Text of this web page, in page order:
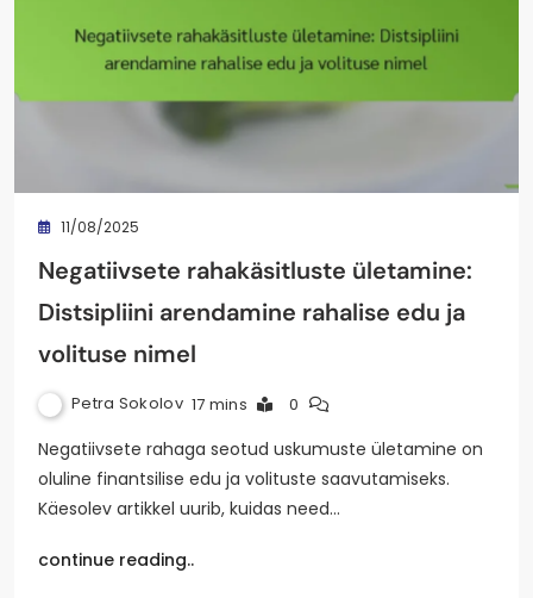
11/08/2025
Negatiivsete rahakäsitluste ületamine:
Distsipliini arendamine rahalise edu ja
volituse nimel
Petra Sokolov 17 mins 0
Negatiivsete rahaga seotud uskumuste ületamine on
oluline finantsilise edu ja volituste saavutamiseks.
Käesolev artikkel uurib, kuidas need…
continue reading..